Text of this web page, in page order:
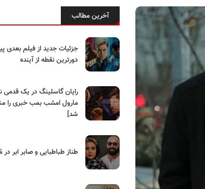
آخرین مطالب
جزئیات جدید از فیلم بعدی
دورترین نقطه از آینده
رایان گاسلینگ در یک
مارول امشب بمب خبری را
شد]
طناز طباطبایی و صابر ابر